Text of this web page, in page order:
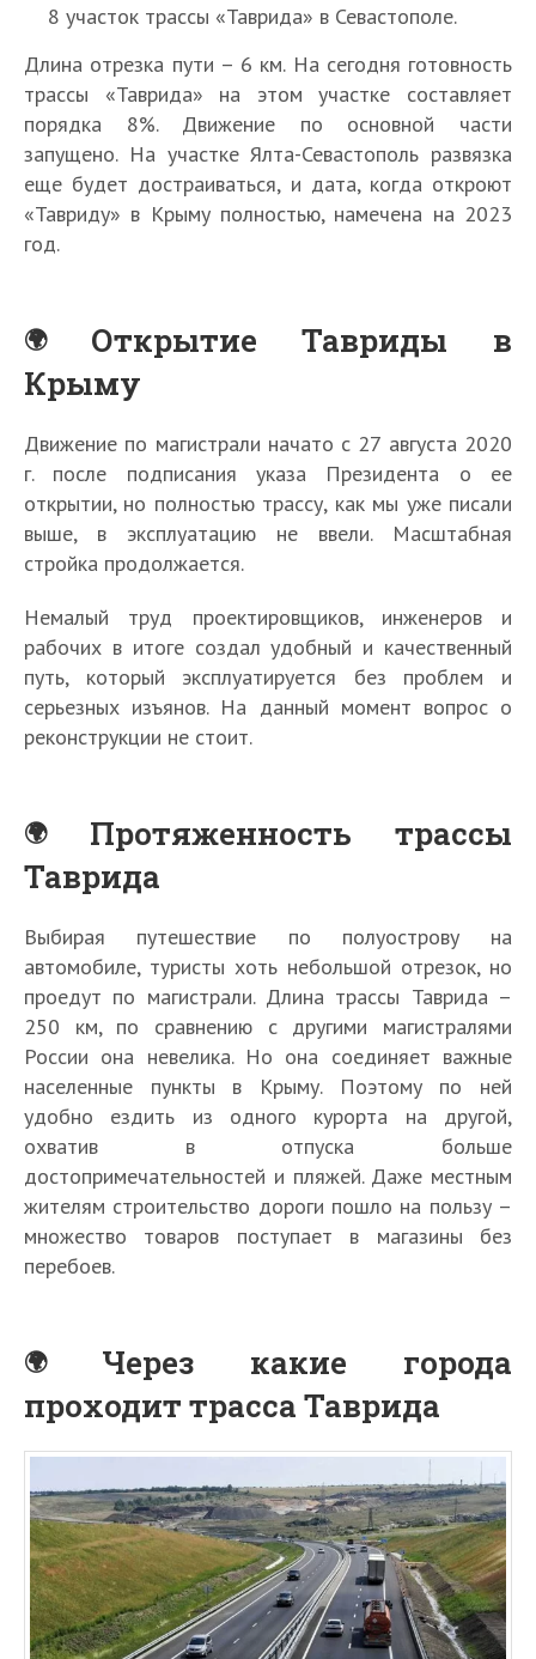
8 участок трассы «Таврида» в Севастополе.
Длина отрезка пути – 6 км. На сегодня готовность
трассы «Таврида» на этом участке составляет
порядка 8%. Движение по основной части
запущено. На участке Ялта-Севастополь развязка
еще будет достраиваться, и дата, когда откроют
«Тавриду» в Крыму полностью, намечена на 2023
год.
Открытие Тавриды в
Крыму
Движение по магистрали начато с 27 августа 2020
г. после подписания указа Президента о ее
открытии, но полностью трассу, как мы уже писали
выше, в эксплуатацию не ввели. Масштабная
стройка продолжается.
Немалый труд проектировщиков, инженеров и
рабочих в итоге создал удобный и качественный
путь, который эксплуатируется без проблем и
серьезных изъянов. На данный момент вопрос о
реконструкции не стоит.
Протяженность трассы
Таврида
Выбирая путешествие по полуострову на
автомобиле, туристы хоть небольшой отрезок, но
проедут по магистрали. Длина трассы Таврида –
250 км, по сравнению с другими магистралями
России она невелика. Но она соединяет важные
населенные пункты в Крыму. Поэтому по ней
удобно ездить из одного курорта на другой,
охватив в отпуска больше
достопримечательностей и пляжей. Даже местным
жителям строительство дороги пошло на пользу –
множество товаров поступает в магазины без
перебоев.
Через какие города
проходит трасса Таврида